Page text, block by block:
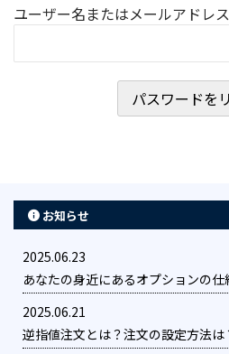
ユーザー名またはメールアドレス
お知らせ
2025.06.23
あなたの身近にあるオプションの
2025.06.21
逆指値注文とは？注文の設定方法は